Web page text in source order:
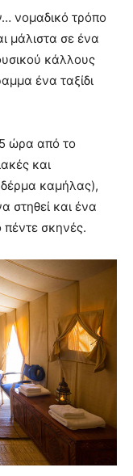
νομαδικό τρόπο
μάλιστα σε ένα
κάλλους
ένα ταξίδι
ώρα από το
και
καμήλας),
στηθεί και ένα
σκηνές.